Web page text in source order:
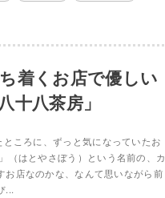
着くお店で優しい
八茶房」
ころに、ずっと気になっていたお
（はとやさぼう）という名前の、カ
店なのかな、なんて思いながら前
...